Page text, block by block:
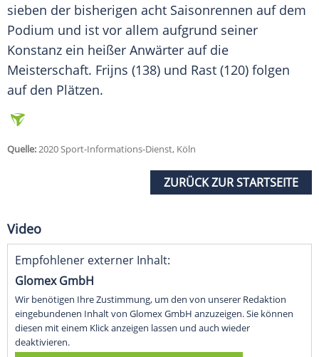
sieben der bisherigen acht Saisonrennen auf dem
Podium und ist vor allem aufgrund seiner
Konstanz ein heißer Anwärter auf die
Meisterschaft. Frijns (138) und Rast (120) folgen
auf den Plätzen.
Quelle:2020 Sport-Informations-Dienst, Köln
ZURÜCK ZUR STARTSEITE
Video
Empfohlener externer Inhalt:
Glomex GmbH
Wir benötigen Ihre Zustimmung, um den von unserer Redaktion
eingebundenen Inhalt von Glomex GmbH anzuzeigen. Sie können
diesen mit einem Klick anzeigen lassen und auch wieder
deaktivieren.